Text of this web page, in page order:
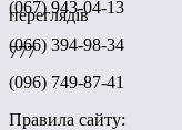
переглядів
777
(067) 943-04-13
(066) 394-98-34
(096) 749-87-41
Правила сайту: